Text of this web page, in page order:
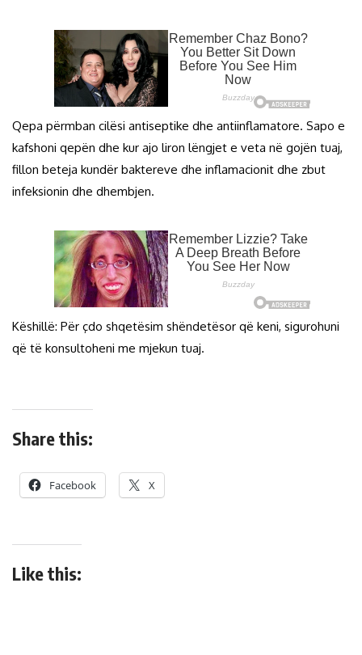
Qepa përmban cilësi antiseptike dhe antiinflamatore. Sapo e
kafshoni qepën dhe kur ajo liron lëngjet e veta në gojën tuaj,
fillon beteja kundër baktereve dhe inflamacionit dhe zbut
infeksionin dhe dhembjen.
Këshillë: Për çdo shqetësim shëndetësor që keni, sigurohuni
që të konsultoheni me mjekun tuaj.
Share this:
Facebook X
Like this: